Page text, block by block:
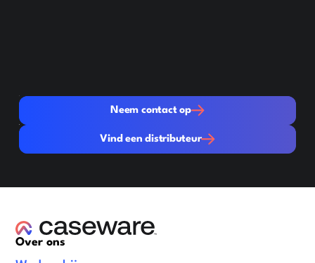
Neem contact op
Neem contact op
Vind een distributeur
Vind een distributeur
Over ons